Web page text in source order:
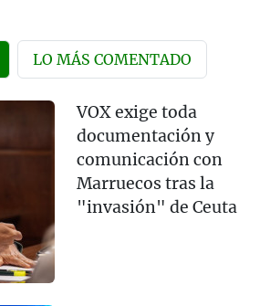
LO MÁS COMENTADO
VOX exige toda
documentación y
comunicación con
Marruecos tras la
"invasión" de Ceuta